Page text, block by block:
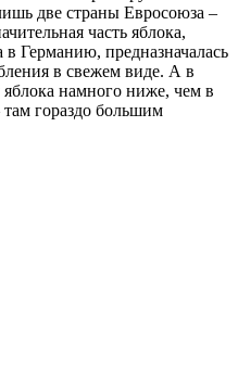
две страны Евросоюза –
часть яблока,
Германию, предназначалась
в свежем виде. А в
намного ниже, чем в
гораздо большим